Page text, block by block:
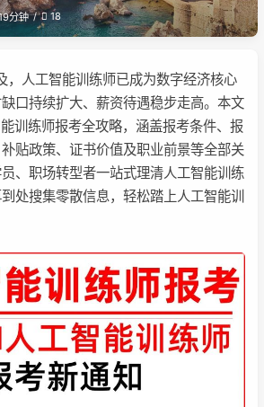
分钟 18
，人工智能训练师已成为数字经济核心
口持续扩大、薪资待遇稳步走高。本文
训练师报考全攻略，涵盖报考条件、报
贴政策、证书价值及职业前景等全部关
、职场转型者一站式理清人工智能训练
处搜集零散信息，轻松踏上人工智能训